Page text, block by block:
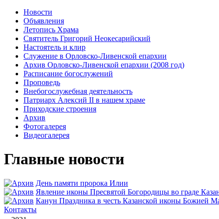
Новости
Объявления
Летопись Храма
Святитель Григорий Неокесарийский
Настоятель и клир
Служение в Орловско-Ливенской епархии
Архив Орловско-Ливенской епархии (2008 год)
Расписание богослужений
Проповедь
Внебогослужебная деятельность
Патриарх Алексий II в нашем храме
Приходские строения
Архив
Фотогалерея
Видеогалерея
Главные новости
День памяти пророка Илии
Явлeние иконы Пресвятой Богородицы во граде
Канун Праздника в честь Казанской иконы Божией
Контакты